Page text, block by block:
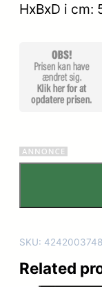
HxBxD i cm:
SKU:
Related